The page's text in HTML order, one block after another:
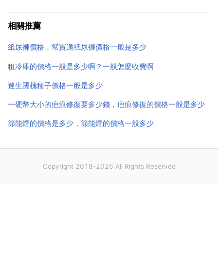
方興未艾，不過在中國卻迅速的發展了起來。其中發展
相關推薦
紙尿褲價格，幫寶適紙尿褲價格一般是多少
租冷庫的價格一般是多少啊？一般怎麼收費啊
速生國槐種子價格一般是多少
一硬幣大小的疤痕修復要多少錢，疤痕修復的價格一般是多少
節能燈的價格是多少，節能燈的價格一般多少
Copyright 2018-2026 All Rights Reserved